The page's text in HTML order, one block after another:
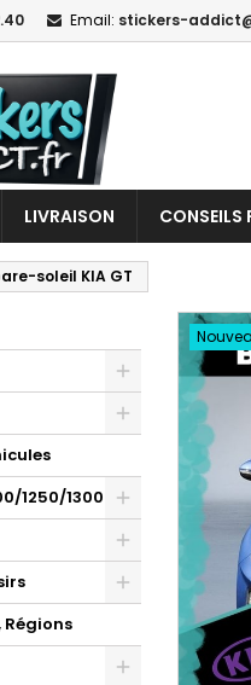
Email: stickers-
LIVRAISON CONSEILS
soleil KIA GT
1250/1300
Régions